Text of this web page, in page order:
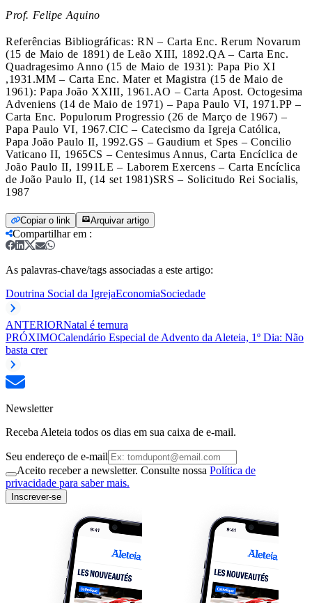
Prof. Felipe Aquino
Referências Bibliográficas: RN – Carta Enc. Rerum Novarum
(15 de Maio de 1891) de Leão XIII, 1892.QA – Carta Enc.
Quadragesimo Anno (15 de Maio de 1931): Papa Pio XI
,1931.MM – Carta Enc. Mater et Magistra (15 de Maio de
1961): Papa João XXIII, 1961.AO – Carta Apost. Octogesima
Adveniens (14 de Maio de 1971) – Papa Paulo VI, 1971.PP –
Carta Enc. Populorum Progressio (26 de Março de 1967) –
Papa Paulo VI, 1967.CIC – Catecismo da Igreja Católica,
Papa João Paulo II, 1992.GS – Gaudium et Spes – Concilio
Vaticano II, 1965CS – Centesimus Annus, Carta Encíclica de
João Paulo II, 1991LE – Laborem Exercens – Carta Encíclica
de João Paulo II, (14 set 1981)SRS – Solicitudo Rei Socialis,
1987
Copiar o link Arquivar artigo
Compartilhar em :
As palavras-chave/tags associadas a este artigo:
Doutrina Social da IgrejaEconomiaSociedade
ANTERIORNatal é ternura
PRÓXIMOCalendário Especial de Advento da Aleteia, 1º Dia: Não
basta crer
Newsletter
Receba Aleteia todos os dias em sua caixa de e-mail.
Seu endereço de e-mail
Aceito receber a newsletter. Consulte nossa Política de
privacidade para saber mais.
Inscrever-se